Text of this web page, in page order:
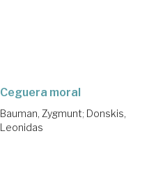
Ceguera moral
Bauman, Zygmunt; Donskis,
Leonidas